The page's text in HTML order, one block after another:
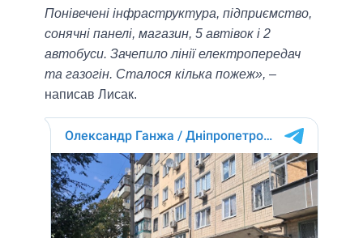
Понівечені інфраструктура, підприємство,
сонячні панелі, магазин, 5 автівок і 2
автобуси. Зачепило лінії електропередач
та газогін. Сталося кілька пожеж», –
написав Лисак.